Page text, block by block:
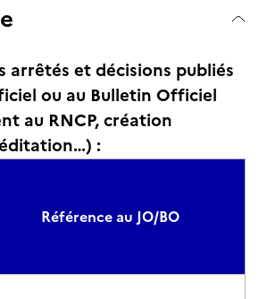
arrêtés et décisions publiés
ou au Bulletin Officiel
au RNCP, création
:
Référence au JO/BO